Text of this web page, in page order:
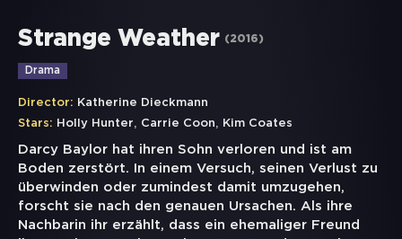
Strange Weather (2016)
Drama
Director: Katherine Dieckmann
Stars: Holly Hunter, Carrie Coon, Kim Coates
Darcy Baylor hat ihren Sohn verloren und ist am
Boden zerstört. In einem Versuch, seinen Verlust zu
überwinden oder zumindest damit umzugehen,
forscht sie nach den genauen Ursachen. Als ihre
Nachbarin ihr erzählt, dass ein ehemaliger Freund